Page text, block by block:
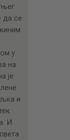
да се
у
на
је
и
И